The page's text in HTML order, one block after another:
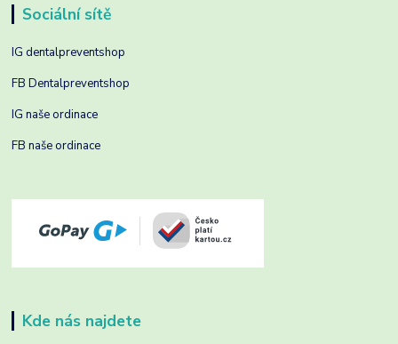
Sociální sítě
IG dentalpreventshop
FB Dentalpreventshop
IG naše ordinace
FB naše ordinace
Kde nás najdete